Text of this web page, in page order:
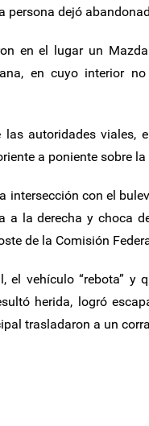
persona dejó
en el lugar un
en cuyo interior
las autoridades viales,
a poniente sobre la
intersección con el
a la derecha y choca
de la Comisión
el vehículo “rebota” y
herida, logró
trasladaron a un